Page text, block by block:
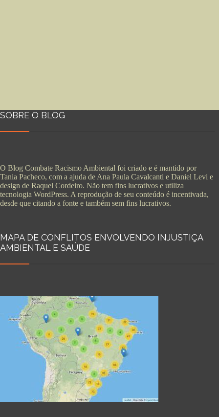
SOBRE O BLOG
O Blog Combate Racismo Ambiental foi criado e é mantido por
Tania Pacheco, com a ajuda de Ana Paula Cavalcanti e Daniel Levi e
design de Raquel Cordeiro. Não tem fins lucrativos e utiliza
tecnologia WordPress. A reprodução de seu conteúdo é incentivada,
desde que citando a fonte e também sem fins lucrativos.
MAPA DE CONFLITOS ENVOLVENDO INJUSTIÇA
AMBIENTAL E SAÚDE